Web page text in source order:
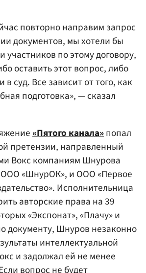
повторно направим запрос
документов, мы хотели бы
участников по этому договору,
оставить этот вопрос, либо
суд. Все зависит от того, как
подготовка», — сказал
«Пятого канала»попал
претензии, направленный
Вокс компаниям Шнурова
«ШнурОК», и ООО «Первое
Исполнительница
авторские права на 39
«Экспонат», «Плачу» и
документу, Шнуров незаконно
интеллектуальной
и задолжал ей не менее
вопрос не будет